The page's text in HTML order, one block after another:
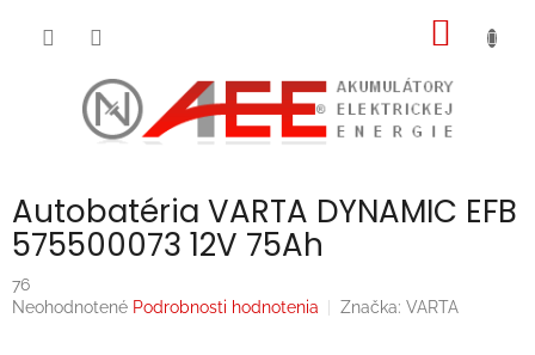
Autobatéria VARTA DYNAMIC EFB
575500073 12V 75Ah
76
Priemerné
Neohodnotené Podrobnosti hodnotenia Značka: VARTA